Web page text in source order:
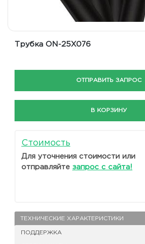
Трубка ON-25X076
ОТПРАВИТЬ ЗАПРОС
В КОРЗИНУ
Стоимость
Для уточнения стоимости или
отправляйте запрос с сайта!
ТЕХНИЧЕСКИЕ ХАРАКТЕРИСТИКИ
ПОДДЕРЖКА